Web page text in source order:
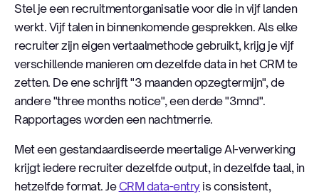
Stel je een recruitmentorganisatie voor die in vijf landen
werkt. Vijf talen in binnenkomende gesprekken. Als elke
recruiter zijn eigen vertaalmethode gebruikt, krijg je vijf
verschillende manieren om dezelfde data in het CRM te
zetten. De ene schrijft "3 maanden opzegtermijn", de
andere "three months notice", een derde "3mnd".
Rapportages worden een nachtmerrie.
Met een gestandaardiseerde meertalige AI-verwerking
krijgt iedere recruiter dezelfde output, in dezelfde taal, in
hetzelfde format. JeCRM data-entryis consistent,